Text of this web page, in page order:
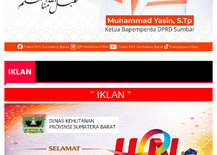
IKLAN
" IKLAN "